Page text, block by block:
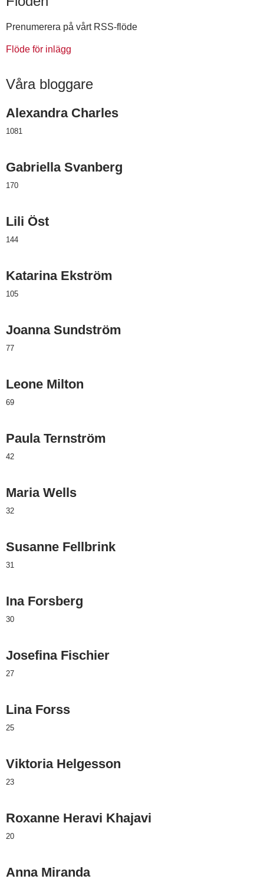
Prenumerera på vårt RSS-flöde
Flöde för inlägg
Våra bloggare
Alexandra Charles
1081
Gabriella Svanberg
170
Lili Öst
144
Katarina Ekström
105
Joanna Sundström
77
Leone Milton
69
Paula Ternström
42
Maria Wells
32
Susanne Fellbrink
31
Ina Forsberg
30
Josefina Fischier
27
Lina Forss
25
Viktoria Helgesson
23
Roxanne Heravi Khajavi
20
Anna Miranda